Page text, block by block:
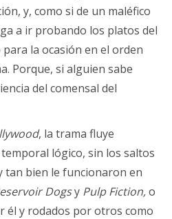
y, como si de un maléfico
a ir probando los platos del
la ocasión en el orden
Porque, si alguien sabe
del comensal del
, la trama fluye
lógico, sin los saltos
tan bien le funcionaron en
Dogsy Pulp Fiction,o
él y rodados por otros como